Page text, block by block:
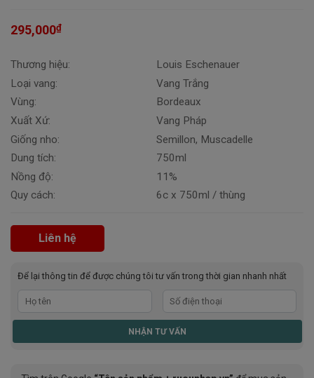
295,000₫
Thương hiệu:
Loại vang:
Vùng:
Xuất Xứ:
Giống nho:
Dung tích:
Nồng độ:
Quy cách:
Louis Eschenauer
Vang Trắng
Bordeaux
Vang Pháp
Semillon, Muscadelle
750ml
11%
6c x 750ml / thùng
Liên hệ
Để lại thông tin để được chúng tôi tư vấn trong thời gian nhanh nhất